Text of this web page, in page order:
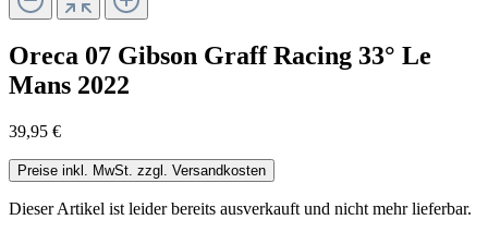
Oreca 07 Gibson Graff Racing 33° Le
Mans 2022
39,95 €
Preise inkl. MwSt. zzgl. Versandkosten
Dieser Artikel ist leider bereits ausverkauft und nicht mehr lieferbar.